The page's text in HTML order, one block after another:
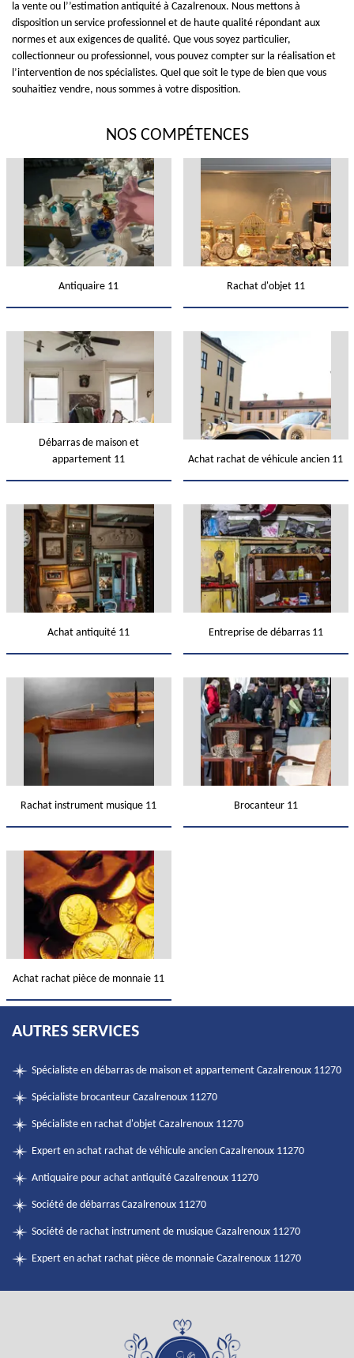
la vente ou l’’estimation antiquité à Cazalrenoux. Nous mettons à
disposition un service professionnel et de haute qualité répondant aux
normes et aux exigences de qualité. Que vous soyez particulier,
collectionneur ou professionnel, vous pouvez compter sur la réalisation et
l’intervention de nos spécialistes. Quel que soit le type de bien que vous
souhaitiez vendre, nous sommes à votre disposition.
NOS COMPÉTENCES
Antiquaire 11 Rachat d'objet 11
Débarras de maison et
appartement 11
Achat rachat de véhicule ancien 11
Achat antiquité 11 Entreprise de débarras 11
Rachat instrument musique 11 Brocanteur 11
Achat rachat pièce de monnaie 11
AUTRES SERVICES
Spécialiste en débarras de maison et appartement Cazalrenoux 11270
Spécialiste brocanteur Cazalrenoux 11270
Spécialiste en rachat d'objet Cazalrenoux 11270
Expert en achat rachat de véhicule ancien Cazalrenoux 11270
Antiquaire pour achat antiquité Cazalrenoux 11270
Société de débarras Cazalrenoux 11270
Société de rachat instrument de musique Cazalrenoux 11270
Expert en achat rachat pièce de monnaie Cazalrenoux 11270